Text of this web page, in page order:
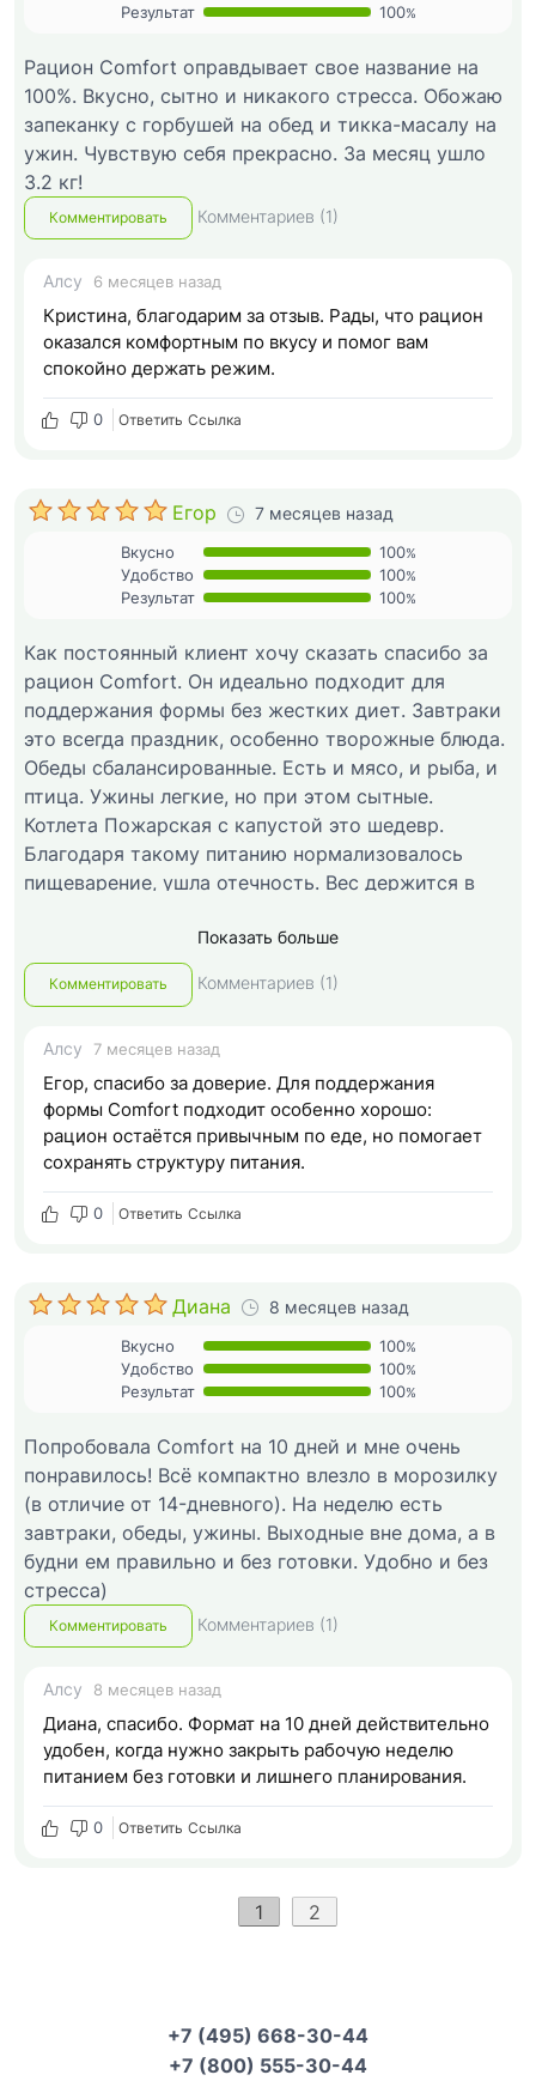
Результат 100%
Рацион Comfort оправдывает свое название на
100%. Вкусно, сытно и никакого стресса. Обожаю
запеканку с горбушей на обед и тикка-масалу на
ужин. Чувствую себя прекрасно. За месяц ушло
3.2 кг!
Комментировать Комментариев (1)
Алсу 6 месяцев назад
Кристина, благодарим за отзыв. Рады, что рацион
оказался комфортным по вкусу и помог вам
спокойно держать режим.
0 Ответить Cсылка
Егор 7 месяцев назад
Вкусно 100%
Удобство 100%
Результат 100%
Как постоянный клиент хочу сказать спасибо за
рацион Comfort. Он идеально подходит для
поддержания формы без жестких диет. Завтраки
это всегда праздник, особенно творожные блюда.
Обеды сбалансированные. Есть и мясо, и рыба, и
птица. Ужины легкие, но при этом сытные.
Котлета Пожарская с капустой это шедевр.
Благодаря такому питанию нормализовалось
пищеварение, ушла отечность. Вес держится в
питаться правильно и вкусно каждый день.
Показать больше
Комментировать Комментариев (1)
Алсу 7 месяцев назад
Егор, спасибо за доверие. Для поддержания
формы Comfort подходит особенно хорошо:
рацион остаётся привычным по еде, но помогает
сохранять структуру питания.
0 Ответить Cсылка
Диана 8 месяцев назад
Вкусно 100%
Удобство 100%
Результат 100%
Попробовала Comfort на 10 дней и мне очень
понравилось! Всё компактно влезло в морозилку
(в отличие от 14-дневного). На неделю есть
завтраки, обеды, ужины. Выходные вне дома, а в
будни ем правильно и без готовки. Удобно и без
стресса)
Комментировать Комментариев (1)
Алсу 8 месяцев назад
Диана, спасибо. Формат на 10 дней действительно
удобен, когда нужно закрыть рабочую неделю
питанием без готовки и лишнего планирования.
0 Ответить Cсылка
1 2
+7 (495) 668-30-44
+7 (800) 555-30-44